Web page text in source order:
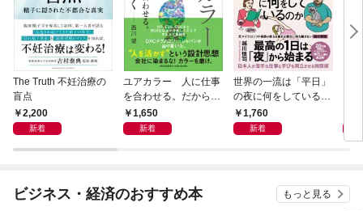
The Truth 不妊治療の
盲点
2,200
新着
ユアカラー 人に仕事
を合わせる。だから輝
く1,650
新着
世界の一流は「平日」
の夜に何をしているの
か1,760
新着
ビジネス・経済のおすすめ本 もっと見る